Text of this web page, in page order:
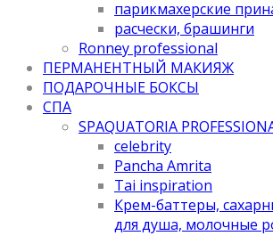
парикмахерские
расчески, брашинги
Ronney professional
ПЕРМАНЕНТНЫЙ МАКИЯЖ
ПОДАРОЧНЫЕ БОКСЫ
СПА
SPAQUATORIA
celebrity
Pancha Amrita
Tai inspiration
Крем-баттеры,
для душа, молочные